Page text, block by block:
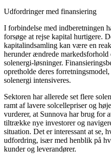
Udfordringer med finansiering
I forbindelse med indberetningen
forsøge at rejse kapital hurtigere.
kapitalindsamling kan være en
herunder ændrede markedsforhold
solenergi-løsninger.
opretholde deres
solenergi intensiveres.
Sektoren har allerede set flere
ramt af lavere solcellepriser og
vurderer, at Sunnova har brug for
tiltrække nye investorer og
situation. Det er interessant at se,
udfordring, især med henblik på
kunder og leverandører.